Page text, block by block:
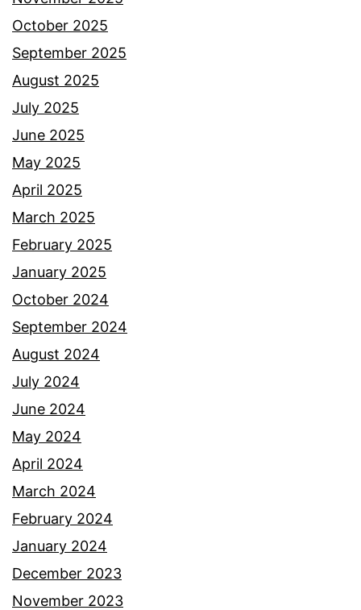
October 2025
September 2025
August 2025
July 2025
June 2025
May 2025
April 2025
March 2025
February 2025
January 2025
October 2024
September 2024
August 2024
July 2024
June 2024
May 2024
April 2024
March 2024
February 2024
January 2024
December 2023
November 2023